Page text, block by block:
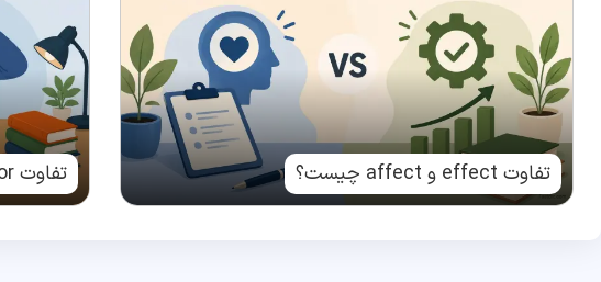
تفاوت effect و affect چیست؟ تفاوت error و mistake چیست؟